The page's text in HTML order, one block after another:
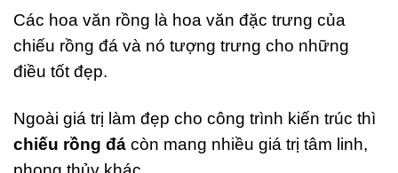
Các hoa văn rồng là hoa văn đặc trưng của
chiếu rồng đá và nó tượng trưng cho những
điều tốt đẹp.
Ngoài giá trị làm đẹp cho công trình kiến trúc thì
chiếu rồng đá còn mang nhiều giá trị tâm linh,